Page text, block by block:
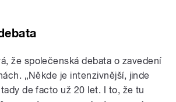
že společenská debata o zavedení
„Někde je intenzivnější, jinde
de facto už 20 let. I to, že tu